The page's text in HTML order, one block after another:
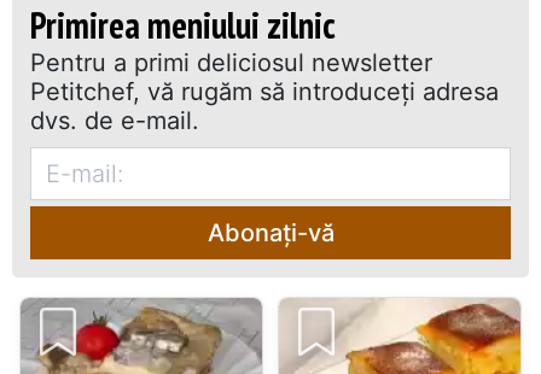
Primirea meniului zilnic
Pentru a primi deliciosul newsletter
Petitchef, vă rugăm să introduceţi adresa
dvs. de e-mail.
Abonați-vă